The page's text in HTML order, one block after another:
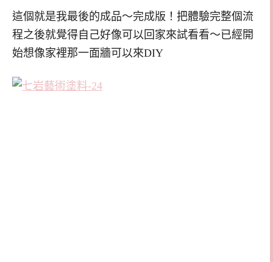
這個就是我最後的成品～完成版！把體驗完整個流
程之後就覺得自己好像可以回家來試看看～已經開
始想像家裡那一面牆可以來DIY